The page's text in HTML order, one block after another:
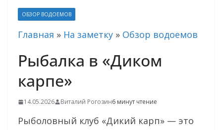
ОБЗОР ВОДОЕМОВ
Главная » На заметку » Обзор водоемов
Рыбалка в «Диком
карпе»
14.05.2026 Виталий Рогозин6 минут чтение
Рыболовный клуб «Дикий карп» — это